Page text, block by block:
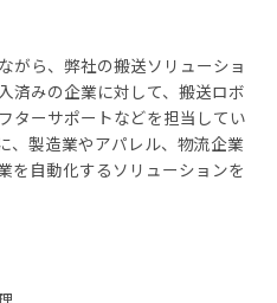
がら、弊社の搬送ソリューショ
済みの企業に対して、搬送ロボ
ターサポートなどを担当してい
、製造業やアパレル、物流企業
を自動化するソリューションを